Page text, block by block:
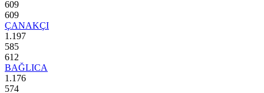
609
609
ÇANAKÇI
1.197
585
612
BAĞLICA
1.176
574